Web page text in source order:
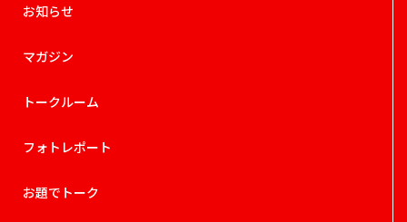
お知らせ
マガジン
トークルーム
フォトレポート
お題でトーク